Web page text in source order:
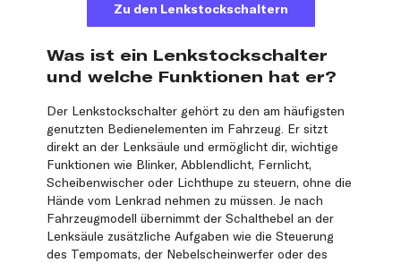
Zu den Lenkstockschaltern
Was ist ein Lenkstockschalter
und welche Funktionen hat er?
Der Lenkstockschalter gehört zu den am häufigsten
genutzten Bedienelementen im Fahrzeug. Er sitzt
direkt an der Lenksäule und ermöglicht dir, wichtige
Funktionen wie Blinker, Abblendlicht, Fernlicht,
Scheibenwischer oder Lichthupe zu steuern, ohne die
Hände vom Lenkrad nehmen zu müssen. Je nach
Fahrzeugmodell übernimmt der Schalthebel an der
Lenksäule zusätzliche Aufgaben wie die Steuerung
des Tempomats, der Nebelscheinwerfer oder des